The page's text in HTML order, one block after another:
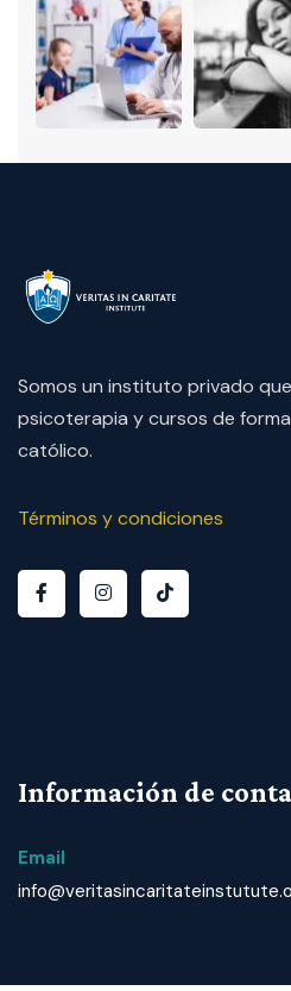
Somos un instituto privado
psicoterapia y cursos de
católico.
Términos y condiciones
Información de
Email